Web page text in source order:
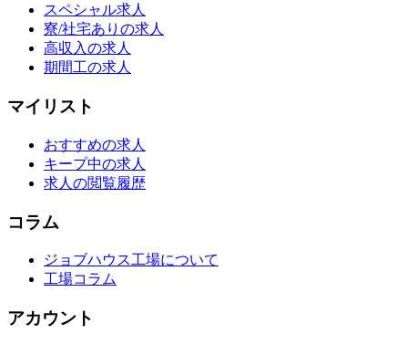
スペシャル求人
寮/社宅ありの求人
高収入の求人
期間工の求人
マイリスト
おすすめの求人
キープ中の求人
求人の閲覧履歴
コラム
ジョブハウス工場について
工場コラム
アカウント